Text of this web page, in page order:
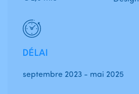
DÉLAI
septembre 2023 - mai 2025